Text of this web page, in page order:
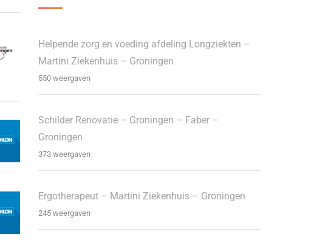
Helpende zorg en voeding afdeling Longziekten –
Martini Ziekenhuis – Groningen
550 weergaven
Schilder Renovatie – Groningen – Faber –
Groningen
373 weergaven
Ergotherapeut – Martini Ziekenhuis – Groningen
245 weergaven